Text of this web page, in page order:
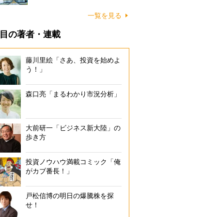
一覧を見る
の著者・連載
藤川里絵「さあ、投資を始めよ
う！」
森口亮「まるわかり市況分析」
大前研一「ビジネス新大陸」の
歩き方
投資ノウハウ満載コミック「俺
がカブ番長！」
戸松信博の明日の爆騰株を探
せ！